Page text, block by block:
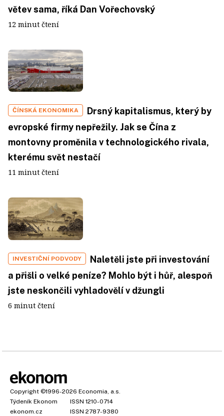
větev sama, říká Dan Vořechovský
12 minut čtení
ČÍNSKÁ EKONOMIKA
Drsný kapitalismus, který by
evropské firmy nepřežily. Jak se Čína z
montovny proměnila v technologického rivala,
kterému svět nestačí
11 minut čtení
INVESTIČNÍ PODVODY
Naletěli jste při investování
a přišli o velké peníze? Mohlo být i hůř, alespoň
jste neskončili vyhladovělí v džungli
6 minut čtení
Copyright ©1996-2026 Economia, a.s.
Týdeník Ekonom
ISSN 1210-0714
ekonom.cz
ISSN 2787-9380